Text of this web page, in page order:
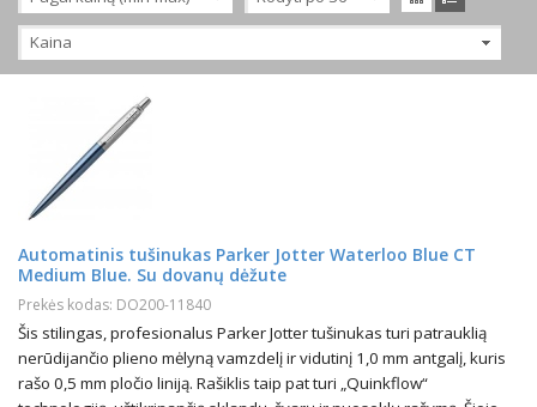
Kaina
Automatinis tušinukas Parker Jotter Waterloo Blue CT
Medium Blue. Su dovanų dėžute
Prekės kodas: DO200-11840
Šis stilingas, profesionalus Parker Jotter tušinukas turi patrauklią
nerūdijančio plieno mėlyną vamzdelį ir vidutinį 1,0 mm antgalį, kuris
rašo 0,5 mm pločio liniją. Rašiklis taip pat turi „Quinkflow“